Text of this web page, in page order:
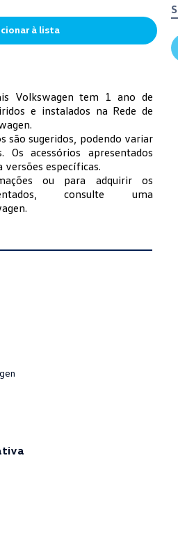
à lista
Volkswagen tem 1 ano de
e instalados na Rede de
são sugeridos, podendo variar
Os acessórios apresentados
específicas.
ou para adquirir os
consulte uma